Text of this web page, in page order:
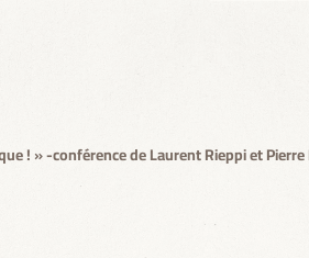
! » -conférence de Laurent Rieppi et